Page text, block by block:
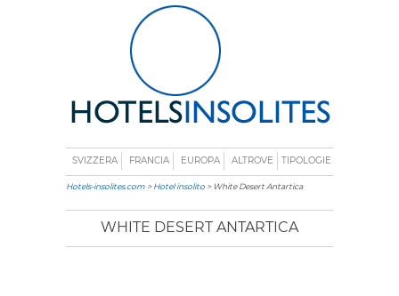
SVIZZERA FRANCIA EUROPA ALTROVE TIPOLOGIE
Hotels-insolites.com >Hotel insolito > White Desert Antartica
WHITE DESERT ANTARTICA